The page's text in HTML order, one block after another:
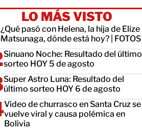
LO MÁS VISTO
¿Qué pasó con Helena, la hija de Elize
Matsunaga, dónde está hoy? | FOTOS
Sinuano Noche: Resultado del último
sorteo HOY 5 de agosto
Super Astro Luna: Resultado del
último sorteo HOY 6 de agosto
Video de churrasco en Santa Cruz se
vuelve viral y causa polémica en
Bolivia